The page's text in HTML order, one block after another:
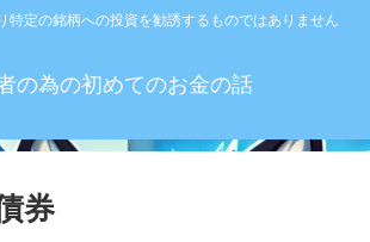
特定の銘柄への投資を勧誘するものではありません
の為の初めてのお金の話
券